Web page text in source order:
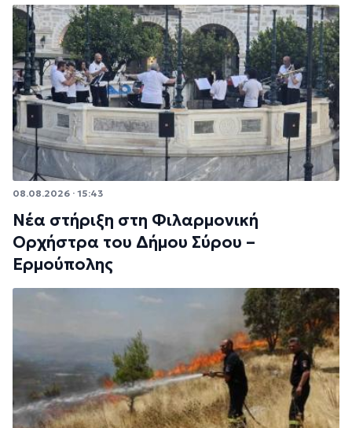
08.08.2026 · 15:43
Νέα στήριξη στη Φιλαρμονική
Ορχήστρα του Δήμου Σύρου –
Ερμούπολης